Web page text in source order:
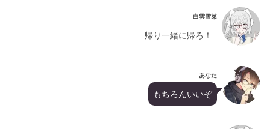
白雲雪菜
帰り一緒に帰ろ！
あなた
もちろんいいぞ